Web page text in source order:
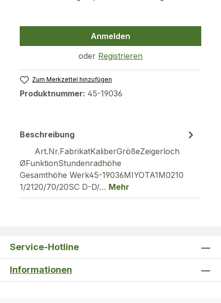
Anmelden
oder Registrieren
Zum Merkzettel hinzufügen
Produktnummer: 45-19036
Beschreibung
Art.Nr.FabrikatKaliberGrößeZeigerloch
ØFunktionStundenradhöhe
Gesamthöhe Werk45-19036MIYOTA1M0210
1/2120/70/20SC D-D/… Mehr
Service-Hotline
Informationen